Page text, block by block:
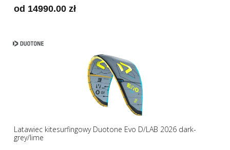
od 14990.00 zł
Latawiec kitesurfingowy Duotone Evo D/LAB 2026 dark-
grey/lime